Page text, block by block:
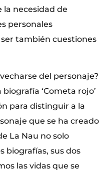
necesidad de
personales
también cuestiones
del personaje?
‘Cometa rojo’
para distinguir a la
que se ha creado
La Nau no solo
biografías, sus dos
las vidas que se